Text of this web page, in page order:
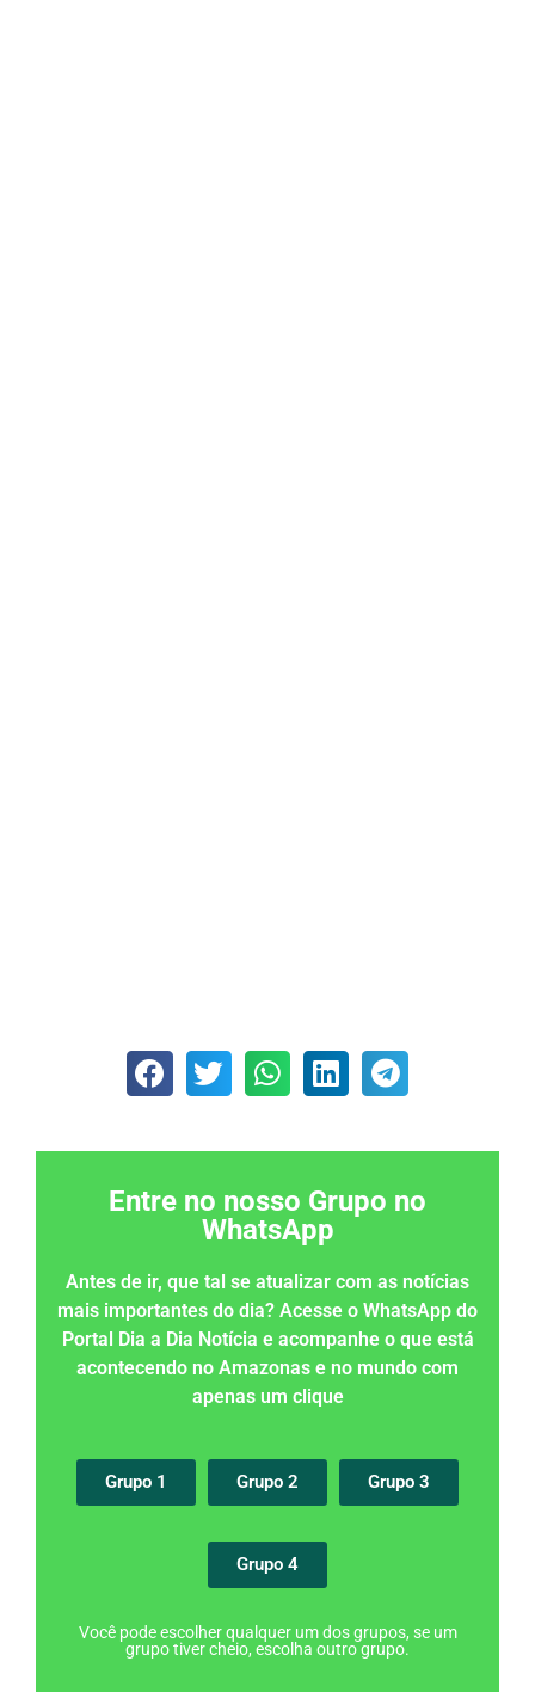
Entre no nosso Grupo no
WhatsApp
Antes de ir, que tal se atualizar com as notícias
mais importantes do dia? Acesse o WhatsApp do
Portal Dia a Dia Notícia e acompanhe o que está
acontecendo no Amazonas e no mundo com
apenas um clique
Grupo 1 Grupo 2 Grupo 3
Grupo 4
Você pode escolher qualquer um dos grupos, se um
grupo tiver cheio, escolha outro grupo.